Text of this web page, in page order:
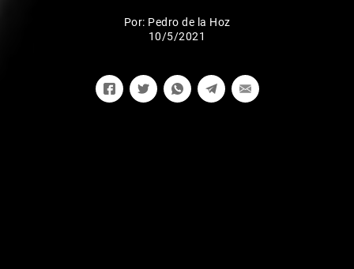
Por: Pedro de la Hoz
10/5/2021